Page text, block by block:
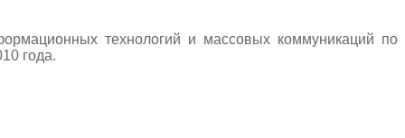
технологий и массовых коммуникаций по
года.